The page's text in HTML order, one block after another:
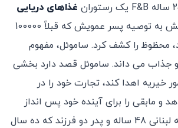
غذاهای دریایی
، یک سال پیش به توصیه پسر عمویش که قبلاً 100000
محظوظ را کشف کرد. ساموئل، مفهوم
جذاب می داند. ساموئل قصد دارد بخشی
خیریه اهدا کند، تجارت خود را در
و مابقی را برای آینده خود پس انداز
کند. آلبرت، یک تبعه لبنانی 48 ساله و پدر دو فرزند که ده سال